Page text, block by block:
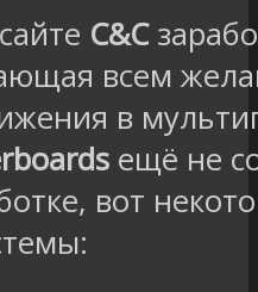
C&C
всем
в
ещё не
вот